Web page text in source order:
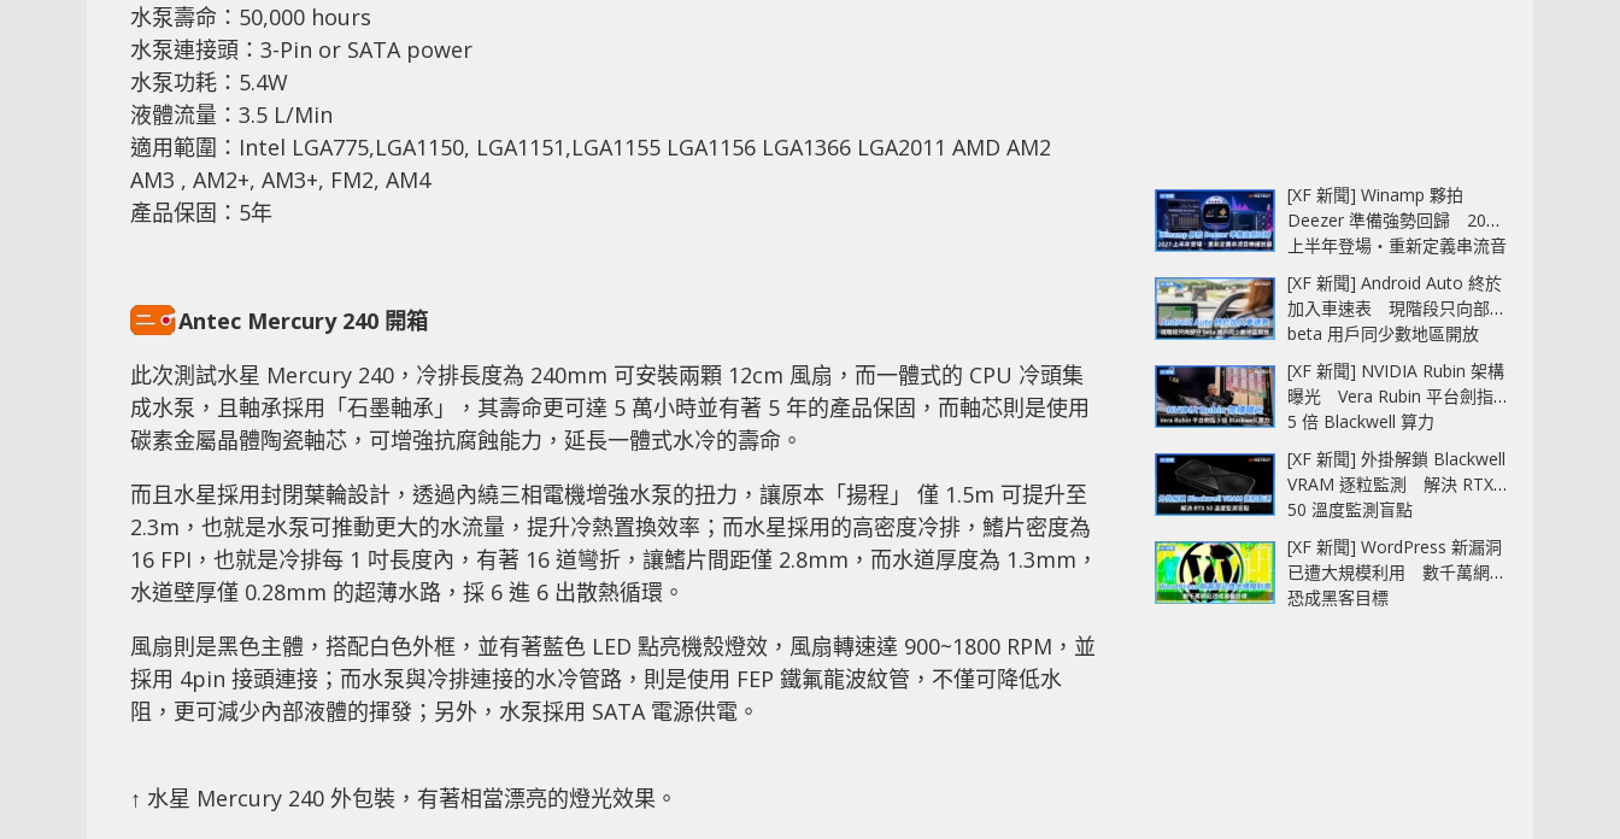
水泵壽命：50,000 hours
水泵連接頭：3-Pin or SATA power
水泵功耗：5.4W
液體流量：3.5 L/Min
適用範圍：Intel LGA775,LGA1150, LGA1151,LGA1155 LGA1156 LGA1366 LGA2011 AMD AM2
AM3 , AM2+, AM3+, FM2, AM4
產品保固：5年
Antec Mercury 240 開箱
此次測試水星 Mercury 240，冷排長度為 240mm 可安裝兩顆 12cm 風扇，而一體式的 CPU 冷頭集
成水泵，且軸承採用「石墨軸承」，其壽命更可達 5 萬小時並有著 5 年的產品保固，而軸芯則是使用
碳素金屬晶體陶瓷軸芯，可增強抗腐蝕能力，延長一體式水冷的壽命。
而且水星採用封閉葉輪設計，透過內繞三相電機增強水泵的扭力，讓原本「揚程」 僅 1.5m 可提升至
2.3m，也就是水泵可推動更大的水流量，提升冷熱置換效率；而水星採用的高密度冷排，鰭片密度為
16 FPI，也就是冷排每 1 吋長度內，有著 16 道彎折，讓鰭片間距僅 2.8mm，而水道厚度為 1.3mm，
水道壁厚僅 0.28mm 的超薄水路，採 6 進 6 出散熱循環。
風扇則是黑色主體，搭配白色外框，並有著藍色 LED 點亮機殼燈效，風扇轉速達 900~1800 RPM，並
採用 4pin 接頭連接；而水泵與冷排連接的水冷管路，則是使用 FEP 鐵氟龍波紋管，不僅可降低水
阻，更可減少內部液體的揮發；另外，水泵採用 SATA 電源供電。
↑ 水星 Mercury 240 外包裝，有著相當漂亮的燈光效果。
[XF 新聞] Winamp 夥拍
Deezer 準備強勢回歸 2027
上半年登場‧重新定義串流音
樂播放器
[XF 新聞] Android Auto 終於
加入車速表 現階段只向部分
beta 用戶同少數地區開放
[XF 新聞] NVIDIA Rubin 架構
曝光 Vera Rubin 平台劍指
5 倍 Blackwell 算力
[XF 新聞] 外掛解鎖 Blackwell
VRAM 逐粒監測 解決 RTX
50 溫度監測盲點
[XF 新聞] WordPress 新漏洞
已遭大規模利用 數千萬網站
恐成黑客目標